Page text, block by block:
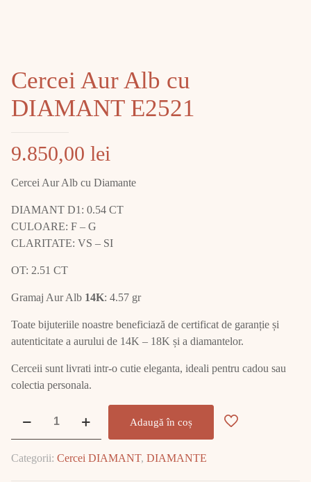
Cercei Aur Alb cu
DIAMANT E2521
9.850,00 lei
Cercei Aur Alb cu Diamante
DIAMANT D1: 0.54 CT
CULOARE: F – G
CLARITATE: VS – SI
OT: 2.51 CT
Gramaj Aur Alb 14K: 4.57 gr
Toate bijuteriile noastre beneficiază de certificat de garanție și
autenticitate a aurului de 14K – 18K și a diamantelor.
Cerceii sunt livrati intr-o cutie eleganta, ideali pentru cadou sau
colectia personala.
Alb
Adaugă în coș
Categorii: Cercei DIAMANT, DIAMANTE